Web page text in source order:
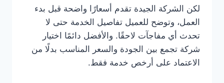
لكن الشركة الجيدة تقدم أسعارًا واضحة قبل بدء
العمل، وتوضح للعميل تفاصيل الخدمة حتى لا
تحدث أي مفاجآت لاحقًا. والأفضل دائمًا اختيار
شركة تجمع بين الجودة والسعر المناسب بدلًا من
الاعتماد على أرخص خدمة فقط.